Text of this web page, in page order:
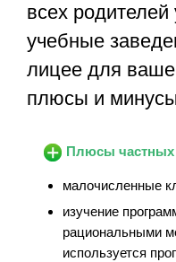
всех
учебные
лицее для
плюсы и минусы
Плюсы частных
малочисленные
изучение
рациональными
используется